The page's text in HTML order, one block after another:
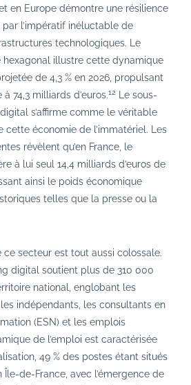
en Europe démontre une résilience
l’impératif inéluctable de
technologiques. Le
hexagonal illustre cette dynamique
de 4,3 % en 2026, propulsant
74,3 milliards d’euros.12Le sous-
s’affirme comme le véritable
cette économie de l’immatériel. Les
révèlent qu’en France, le
à lui seul 14,4 milliards d’euros de
ainsi le poids économique
telles que la presse ou la
ce secteur est tout aussi colossale.
digital soutient plus de 310 000
national, englobant les
indépendants, les consultants en
(ESN) et les emplois
de l’emploi est caractérisée
49 % des postes étant situés
de-France, avec l’émergence de